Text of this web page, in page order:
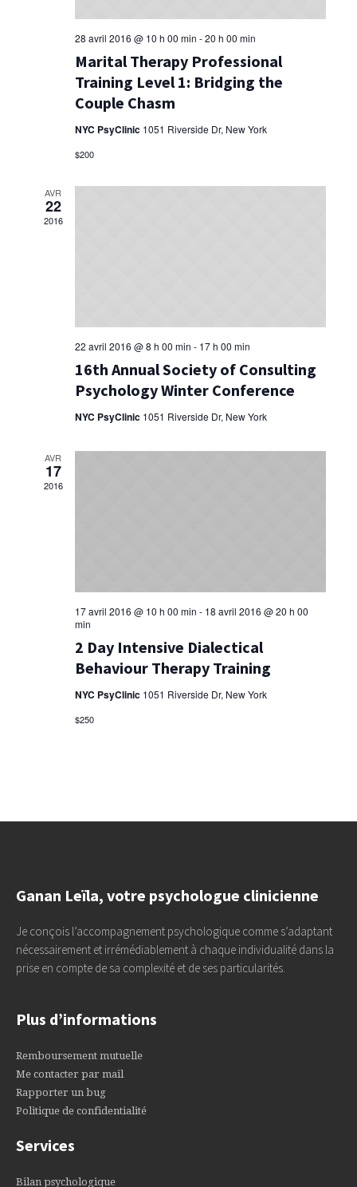
28 avril 2016 @ 10 h 00 min -20 h 00 min
Marital Therapy Professional
Training Level 1: Bridging the
Couple Chasm
NYC PsyClinic 1051 Riverside Dr, New York
$200
AVR
22
2016
22 avril 2016 @ 8 h 00 min - 17 h 00 min
16th Annual Society of Consulting
Psychology Winter Conference
NYC PsyClinic 1051 Riverside Dr, New York
AVR
17
2016
17 avril 2016 @ 10 h 00 min - 18 avril 2016 @ 20 h 00
min
2 Day Intensive Dialectical
Behaviour Therapy Training
NYC PsyClinic 1051 Riverside Dr, New York
$250
Ganan Leïla, votre psychologue clinicienne
Je conçois l’accompagnement psychologique comme s’adaptant
nécessairement et irrémédiablement à chaque individualité dans la
prise en compte de sa complexité et de ses particularités.
Plus d’informations
Remboursement mutuelle
Me contacter par mail
Rapporter un bug
Politique de confidentialité
Services
Bilan psychologique